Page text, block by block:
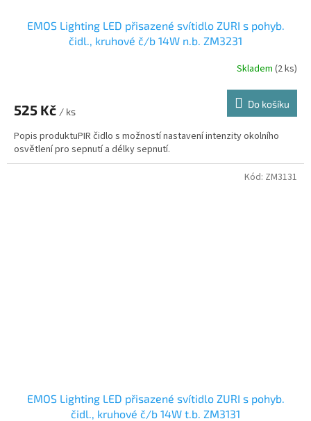
EMOS Lighting LED přisazené svítidlo ZURI s pohyb.
čidl., kruhové č/b 14W n.b. ZM3231
Skladem (2 ks)
525 Kč / ks
Do košíku
Popis produktuPIR čidlo s možností nastavení intenzity okolního
osvětlení pro sepnutí a délky sepnutí.
EMOS Lighting LED přisazené svítidlo ZURI s pohyb.
čidl., kruhové č/b 14W t.b. ZM3131
Kód: ZM3131